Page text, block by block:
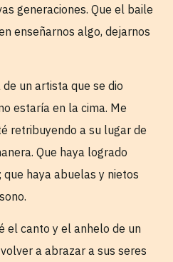
generaciones. Que el baile
enseñarnos algo, dejarnos
un artista que se dio
estaría en la cima. Me
retribuyendo a su lugar de
Que haya logrado
haya abuelas y nietos
el canto y el anhelo de un
a abrazar a sus seres